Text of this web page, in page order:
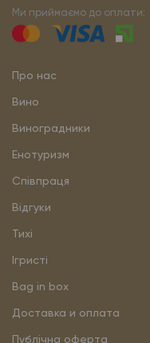
Ми приймаємо до оплати:
Про нас
Вино
Виноградники
Енотуризм
Співпраця
Відгуки
Тихі
Ігристі
Bag in box
Доставка и оплата
Публічна оферта